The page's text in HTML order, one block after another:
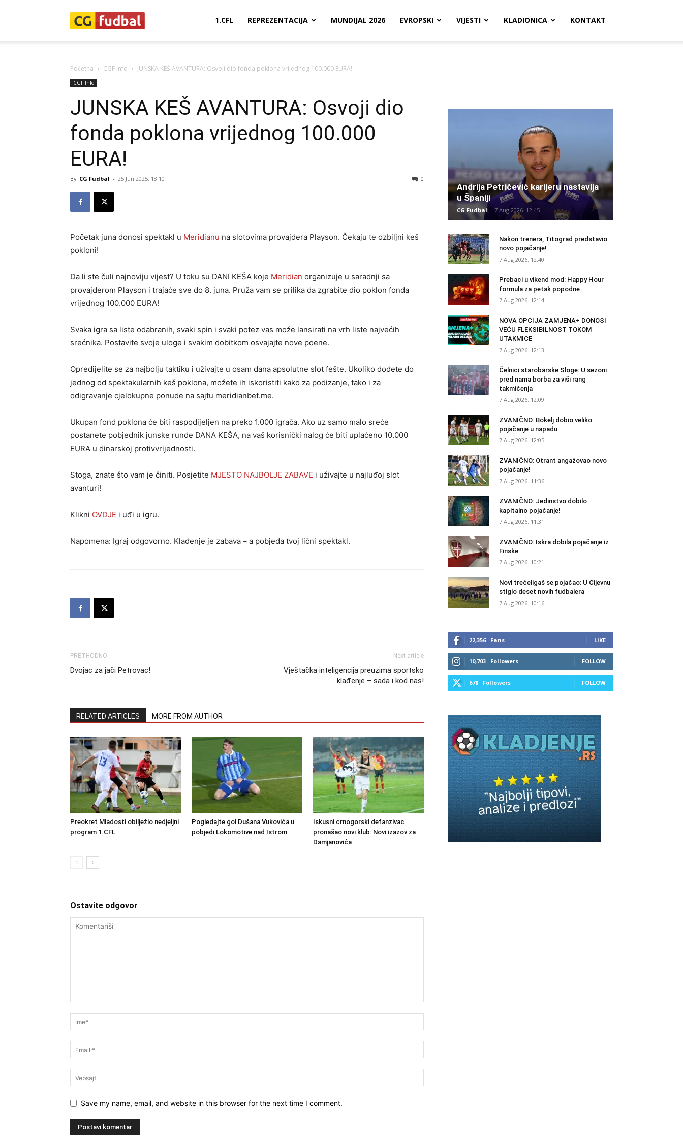
1.CFL REPREZENTACIJA MUNDIJAL 2026 EVROPSKI VIJESTI KLADIONICA KONTAKT
Početna CGF Info JUNSKA KEŠ AVANTURA: Osvoji dio fonda poklona vrijednog 100.000 EURA!
CGF Info
JUNSKA KEŠ AVANTURA: Osvoji dio
fonda poklona vrijednog 100.000
EURA!
By CG Fudbal - 25 Jun 2025. 18:10 0
Početak juna donosi spektakl u Meridianu na slotovima provajdera Playson. Čekaju te ozbiljni keš
pokloni!
Da li ste čuli najnoviju vijest? U toku su DANI KEŠA koje Meridian organizuje u saradnji sa
provajderom Playson i trajaće sve do 8. juna. Pruža vam se prilika da zgrabite dio poklon fonda
vrijednog 100.000 EURA!
Svaka igra sa liste odabranih, svaki spin i svaki potez vas može lansirati na vrh liste najvećih
srećnika. Postavite svoje uloge i svakim dobitkom osvajajte nove poene.
Opredijelite se za najbolju taktiku i uživajte u osam dana apsolutne slot fešte. Ukoliko dođete do
jednog od spektakularnih keš poklona, možete ih iskoristiti kako za podizanje, tako i za
odigravanje cjelokupne ponude na sajtu meridianbet.me.
Ukupan fond poklona će biti raspodijeljen na preko 1.000 igrača. Ako uz samo malo sreće
postanete pobjednik junske runde DANA KEŠA, na vaš korisnički nalog će biti uplaćeno 10.000
EURA u dinarskoj protivvrijednosti.
Stoga, znate što vam je činiti. Posjetite MJESTO NAJBOLJE ZABAVE i uživajte u najluđoj slot
avanturi!
Klikni OVDJE i uđi u igru.
Napomena: Igraj odgovorno. Klađenje je zabava – a pobjeda tvoj lični spektakl.
PRETHODNO
Dvojac za jači Petrovac!
Next article
Vještačka inteligencija preuzima sportsko
klađenje – sada i kod nas!
RELATED ARTICLES MORE FROM AUTHOR
Preokret Mladosti obilježio nedjeljni
program 1.CFL
Pogledajte gol Dušana Vukovića u
pobjedi Lokomotive nad Istrom
Iskusni crnogorski defanzivac
pronašao novi klub: Novi izazov za
Damjanovića
Ostavite odgovor
Save my name, email, and website in this browser for the next time I comment.
Andrija Petričević karijeru nastavlja
u Španiji
CG Fudbal - 7 Aug 2026. 12:45
Nakon trenera, Titograd predstavio
novo pojačanje!
7 Aug 2026. 12:40
Prebaci u vikend mod: Happy Hour
formula za petak popodne
7 Aug 2026. 12:14
NOVA OPCIJA ZAMJENA+ DONOSI
VEĆU FLEKSIBILNOST TOKOM
UTAKMICE
7 Aug 2026. 12:13
Čelnici starobarske Sloge: U sezoni
pred nama borba za viši rang
takmičenja
7 Aug 2026. 12:09
ZVANIČNO: Bokelj dobio veliko
pojačanje u napadu
7 Aug 2026. 12:05
ZVANIČNO: Otrant angažovao novo
pojačanje!
7 Aug 2026. 11:36
ZVANIČNO: Jedinstvo dobilo
kapitalno pojačanje!
7 Aug 2026. 11:31
ZVANIČNO: Iskra dobila pojačanje iz
Finske
7 Aug 2026. 10:21
Novi trećeligaš se pojačao: U Cijevnu
stiglo deset novih fudbalera
7 Aug 2026. 10:16
22,356 Fans LIKE
10,703 Followers FOLLOW
678 Followers FOLLOW